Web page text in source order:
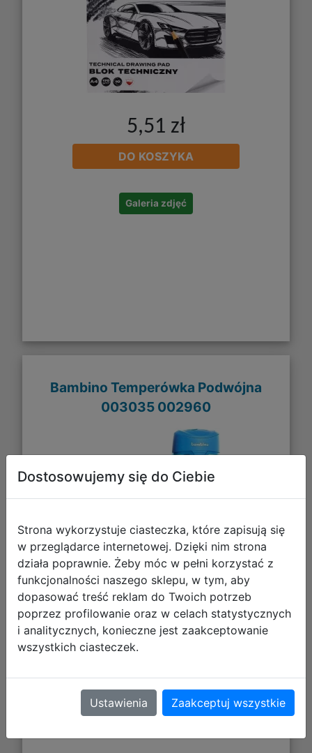
5,51 zł
DO KOSZYKA
Galeria zdjęć
Bambino Temperówka Podwójna
003035 002960
6,99 zł
DO KOSZYKA
Galeria zdjęć
Dostosowujemy się do Ciebie
Strona wykorzystuje ciasteczka, które zapisują się
w przeglądarce internetowej. Dzięki nim strona
działa poprawnie. Żeby móc w pełni korzystać z
funkcjonalności naszego sklepu, w tym, aby
dopasować treść reklam do Twoich potrzeb
poprzez profilowanie oraz w celach statystycznych
i analitycznych, konieczne jest zaakceptowanie
wszystkich ciasteczek.
Ustawienia Zaakceptuj wszystkie